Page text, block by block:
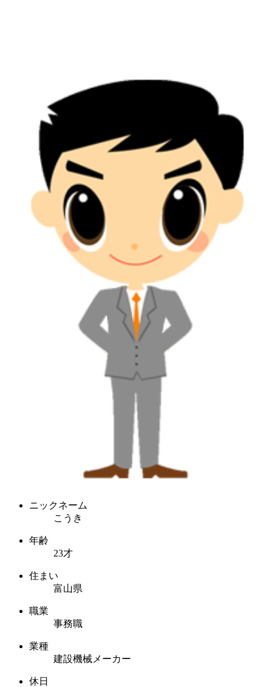
ニックネーム
こうき
年齢
23才
住まい
富山県
職業
事務職
業種
建設機械メーカー
休日